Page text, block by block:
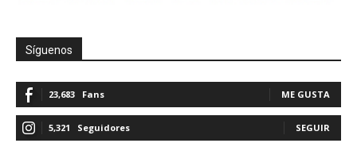
Síguenos
23,683 Fans ME GUSTA
5,321 Seguidores SEGUIR